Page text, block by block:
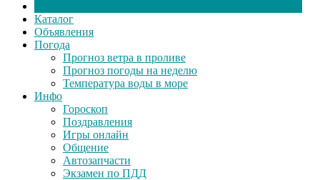
Каталог
Объявления
Погода
Прогноз ветра в проливе
Прогноз погоды на неделю
Температура воды в море
Инфо
Гороскоп
Поздравления
Игры онлайн
Общение
Автозапчасти
Экзамен по ПДД